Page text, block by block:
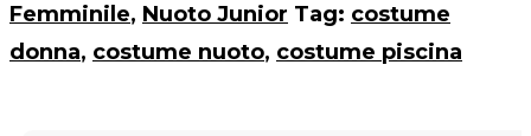
Femminile, Nuoto Junior Tag: costume
donna, costume nuoto, costume piscina